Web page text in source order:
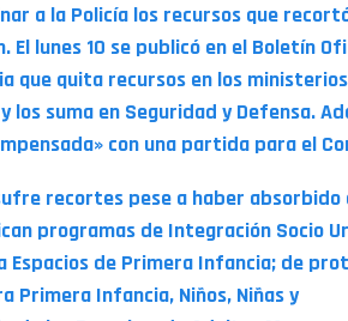
a la Policía los recursos que
El lunes 10 se publicó en el Boletín
que quita recursos en los ministerios
suma en Seguridad y Defensa.
con una partida para el
recortes pese a haber absorbido
programas de Integración Socio
Espacios de Primera Infancia; de
Primera Infancia, Niños, Niñas y